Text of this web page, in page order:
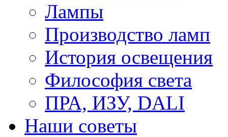
Лампы
Производство ламп
История освещения
Философия света
ПРА, ИЗУ, DALI
Наши советы